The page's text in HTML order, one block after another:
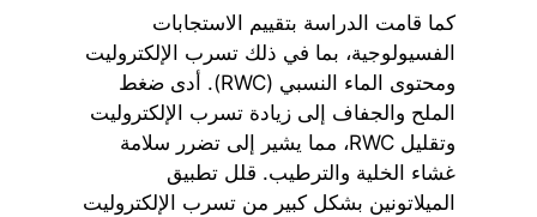
كما قامت الدراسة بتقييم الاستجابات
الفسيولوجية، بما في ذلك تسرب الإلكتروليت
ومحتوى الماء النسبي (RWC). أدى ضغط
الملح والجفاف إلى زيادة تسرب الإلكتروليت
وتقليل RWC، مما يشير إلى تضرر سلامة
غشاء الخلية والترطيب. قلل تطبيق
الميلاتونين بشكل كبير من تسرب الإلكتروليت